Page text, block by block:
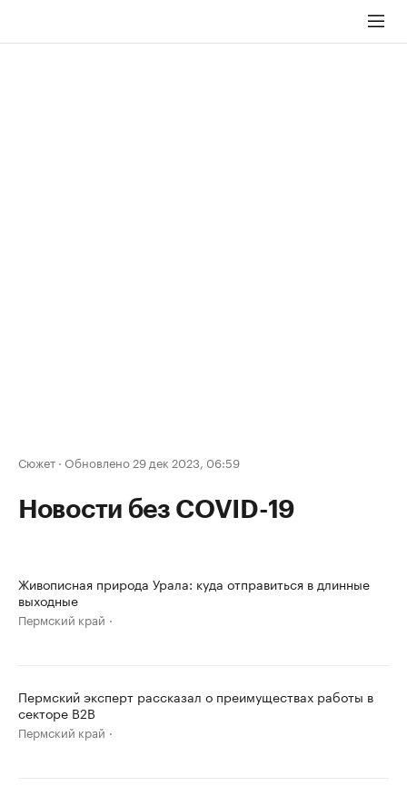
Сюжет · Обновлено 29 дек 2023, 06:59
Новости без COVID-19
Живописная природа Урала: куда отправиться в длинные
выходные
Пермский край
Пермский эксперт рассказал о преимуществах работы в
секторе B2B
Пермский край